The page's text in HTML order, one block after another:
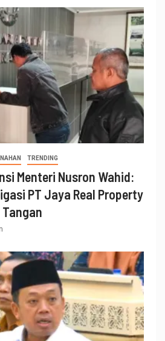
TRENDING
Menteri Nusron Wahid:
PT Jaya Real Property